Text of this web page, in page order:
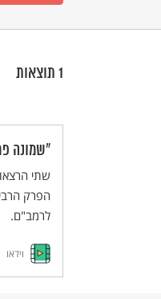
1 תוצאות
"שמונה
שתי
הפרק
לרמב"ם.
וידאו